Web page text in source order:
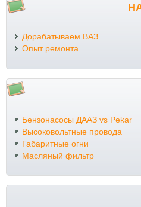
Дорабатываем ВАЗ
Опыт ремонта
Бензонасосы ДААЗ vs Pekar
Высоковольтные провода
Габаритные огни
Масляный фильтр